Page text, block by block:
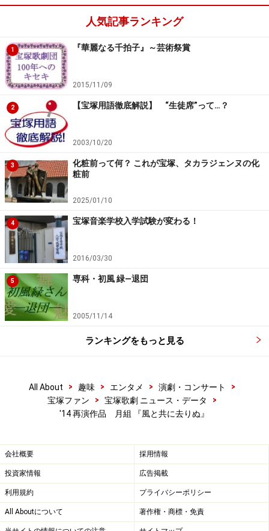
人気記事ランキング
1 『華麗なる千拍子』～芸術祭賞
2015/11/09
2 【宝塚用語徹底解説】 “生徒席”って…？
2003/10/20
3
化粧前って何？ これが宝塚、タカラジェンヌの化
粧前
2025/01/10
4 宝塚音楽学校入学試験が変わる！
2016/03/30
5 専科・初風 緑―退団
2005/11/14
ランキングをもっと見る
All About > 趣味 > エンタメ > 演劇・コンサート
>
宝塚ファン
> 宝塚歌劇 ニュース・データ
>
'14 再演作品 月組 『風と共に去りぬ』
会社概要 採用情報
投資家情報 広告掲載
利用規約 プライバシーポリシー
All Aboutについて 著作権・商標・免責